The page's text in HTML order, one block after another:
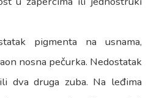
pigmenta na usnama,
nosna pečurka. Nedostatak
dva druga zuba. Na leđima